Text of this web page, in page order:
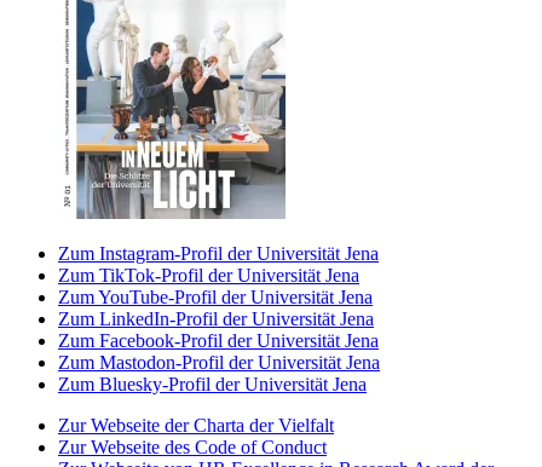
Zum Instagram-Profil der Universität Jena
Zum TikTok-Profil der Universität Jena
Zum YouTube-Profil der Universität Jena
Zum LinkedIn-Profil der Universität Jena
Zum Facebook-Profil der Universität Jena
Zum Mastodon-Profil der Universität Jena
Zum Bluesky-Profil der Universität Jena
Zur Webseite der Charta der Vielfalt
Zur Webseite des Code of Conduct